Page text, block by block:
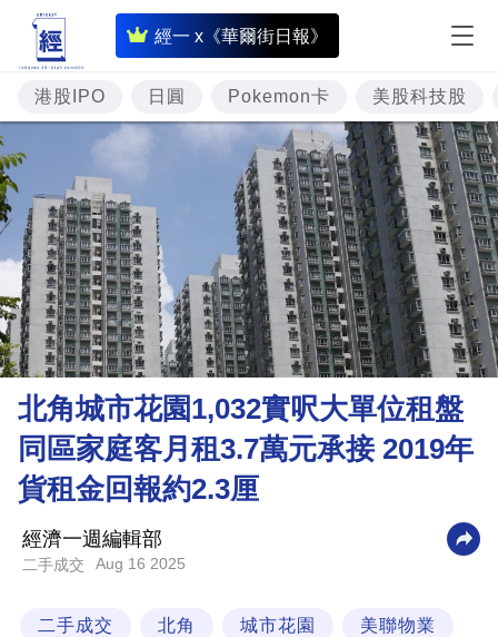
經一 x《華爾街日報》
即
時
財
經
投
資
樓
市
理
財
商
業
科
技
港股IPO 日圓 Pokemon卡 美股科技股
北角城市花園1,032實呎大單位租盤
同區家庭客月租3.7萬元承接 2019年
貨租金回報約2.3厘
經濟一週編輯部
二手成交 Aug 16 2025
二手成交 北角 城市花園 美聯物業